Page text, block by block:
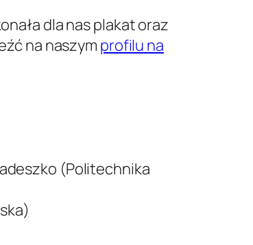
dla nas plakat oraz
na naszym profilu na
(Politechnika